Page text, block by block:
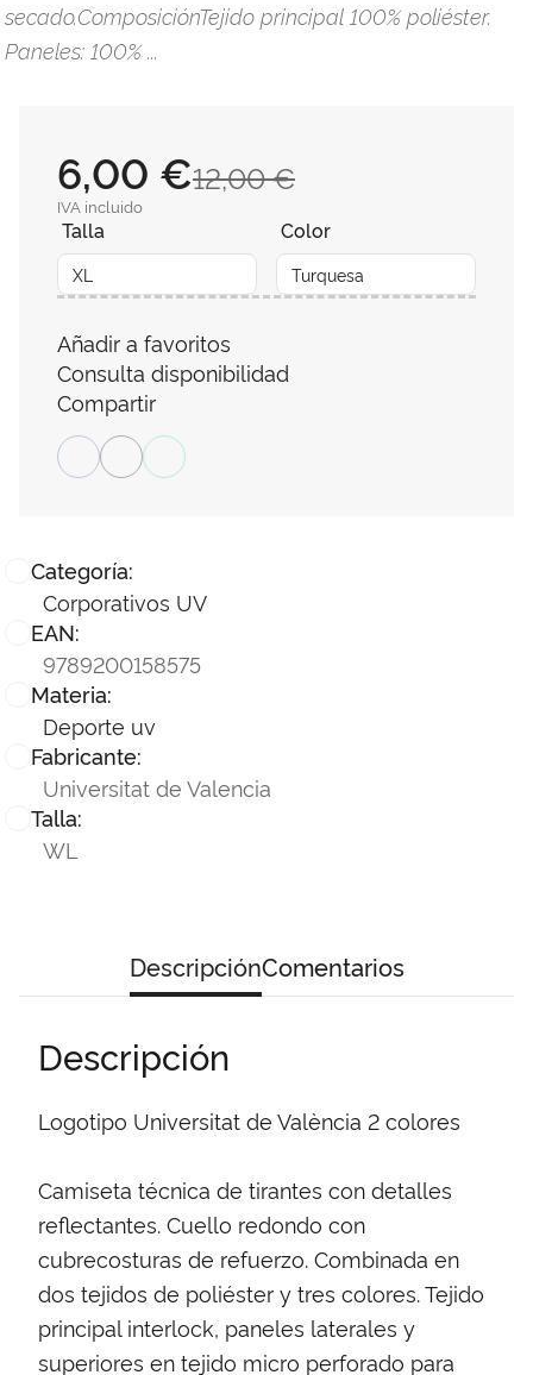
secado.ComposiciónTejido principal 100% poliéster.
Paneles: 100% ...
Categoría:
Corporativos UV
EAN:
9789200158575
Materia:
Deporte uv
Fabricante:
Universitat de Valencia
Talla:
WL
12,00 €
6,00 €
IVA incluido
Talla Color
Añadir a favoritos
Consulta disponibilidad
Compartir
DescripciónComentarios
Descripción
Logotipo Universitat de València 2 colores
Camiseta técnica de tirantes con detalles
reflectantes. Cuello redondo con
cubrecosturas de refuerzo. Combinada en
dos tejidos de poliéster y tres colores. Tejido
principal interlock, paneles laterales y
superiores en tejido micro perforado para